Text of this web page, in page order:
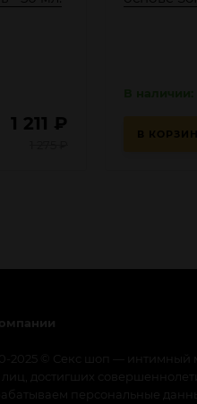
1 211 ₽
В
2025 © Секс шоп — интимный
лиц, достигших
персональные